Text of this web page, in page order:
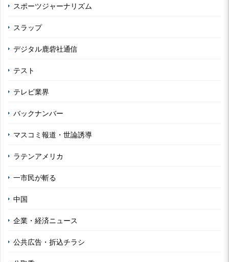
スポーツジャーナリズム
スラップ
デジタル鹿砦社通信
テスト
テレビ業界
バックナンバー
マスコミ報道・世論誘導
ラテンアメリカ
一市民が斬る
中国
企業・経済ニュース
公共広告・折込チラシ